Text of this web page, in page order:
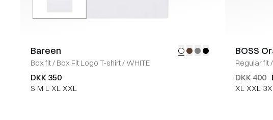
Bareen
Box fit/ Box Fit Logo T-shirt/WHITE
DKK 350
S M L XL XXL
BOSS
Regular fit/
DKK 400
XL XXL